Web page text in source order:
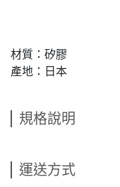
材質：矽膠
產地：日本
規格說明
運送方式